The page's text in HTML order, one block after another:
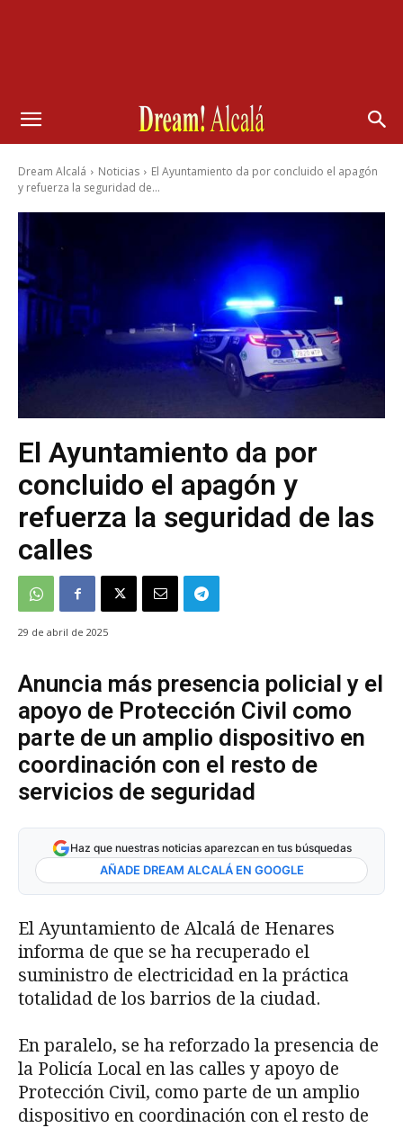
Dream Alcalá Noticias
El Ayuntamiento da por concluido el apagón
y refuerza la seguridad de...
El Ayuntamiento da por
concluido el apagón y
refuerza la seguridad de las
calles
29 de abril de 2025
Anuncia más presencia policial y el
apoyo de Protección Civil como
parte de un amplio dispositivo en
coordinación con el resto de
servicios de seguridad
Haz que nuestras noticias aparezcan en tus búsquedas
AÑADE DREAM ALCALÁ EN GOOGLE
El Ayuntamiento de Alcalá de Henares
informa de que se ha recuperado el
suministro de electricidad en la práctica
totalidad de los barrios de la ciudad.
En paralelo, se ha reforzado la presencia de
la Policía Local en las calles y apoyo de
Protección Civil, como parte de un amplio
dispositivo en coordinación con el resto de